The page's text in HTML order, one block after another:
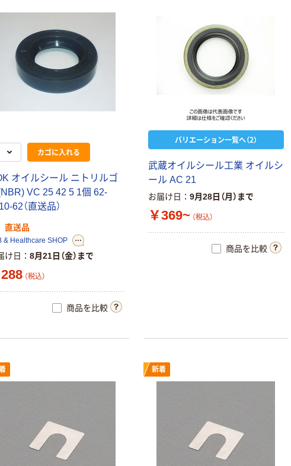
カゴに入れる
オイルシール ニトリルゴ
VC 25 42 5 1個 62-
62（直送品）
直送品
& Healthcare SHOP
け日 8月21日（金）まで
（税込）
商品を比較
バリエーション一覧へ（2）
武蔵オイルシール工業 オイルシ
ール AC 21
お届け日 9月28日（月）まで
￥369~ （税込）
商品を比較
新着